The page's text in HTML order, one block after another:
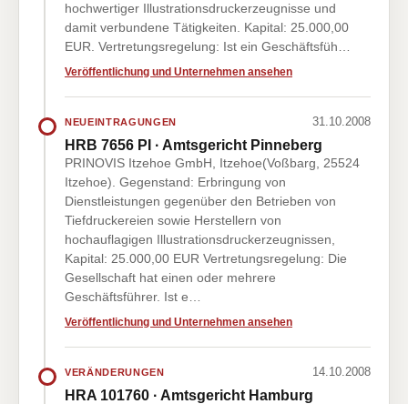
hochwertiger Illustrationsdruckerzeugnisse und
damit verbundene Tätigkeiten. Kapital: 25.000,00
EUR. Vertretungsregelung: Ist ein Geschäftsfüh…
Veröffentlichung und Unternehmen ansehen
NEUEINTRAGUNGEN 31.10.2008
HRB 7656 PI · Amtsgericht Pinneberg
PRINOVIS Itzehoe GmbH, Itzehoe(Voßbarg, 25524
Itzehoe). Gegenstand: Erbringung von
Dienstleistungen gegenüber den Betrieben von
Tiefdruckereien sowie Herstellern von
hochauflagigen Illustrationsdruckerzeugnissen,
Kapital: 25.000,00 EUR Vertretungsregelung: Die
Gesellschaft hat einen oder mehrere
Geschäftsführer. Ist e…
Veröffentlichung und Unternehmen ansehen
VERÄNDERUNGEN 14.10.2008
HRA 101760 · Amtsgericht Hamburg